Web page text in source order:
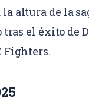
altura de la
el éxito de
Fighters.